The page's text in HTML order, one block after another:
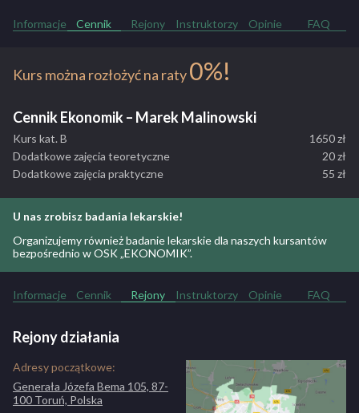
zdobywanie wiedzy, umiejętności i nawyków, które zaowocują w
ZOBACZ PEŁNY OPIS SZKOŁY
Informacje Cennik Rejony Instruktorzy Opinie FAQ
Kurs można rozłożyć na raty0%!
Cennik Ekonomik – Marek Malinowski
Kurs kat. B
1650 zł
Dodatkowe zajęcia teoretyczne
20 zł
Dodatkowe zajęcia praktyczne
55 zł
U nas zrobisz badania lekarskie!
Organizujemy również badanie lekarskie dla naszych kursantów
bezpośrednio w OSK „EKONOMIK”.
Informacje Cennik Rejony Instruktorzy Opinie FAQ
Rejony działania
Adresy początkowe:
Generała Józefa Bema 105, 87-
100 Toruń, Polska